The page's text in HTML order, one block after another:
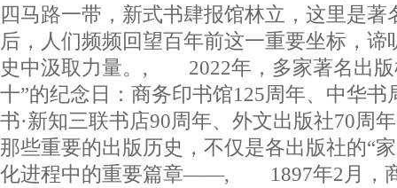
四马路一带，新式书肆报馆林立，这里是著
后，人们频频回望百年前这一重要坐标，谛
史中汲取力量。, 2022年，多家著名出版
十”的纪念日：商务印书馆125周年、中华书
书·新知三联书店90周年、外文出版社70周
那些重要的出版历史，不仅是各出版社的“
化进程中的重要篇章——, 1897年2月，